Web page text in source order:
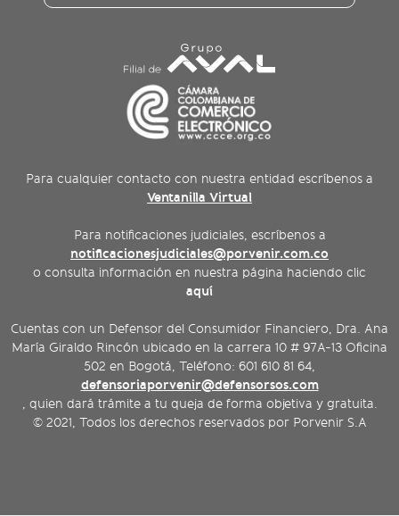
Para cualquier contacto con nuestra entidad escríbenos a
Ventanilla Virtual
Para notificaciones judiciales, escríbenos a
notificacionesjudiciales@porvenir.com.co
o consulta información en nuestra página haciendo clic
aquí
Cuentas con un Defensor del Consumidor Financiero, Dra. Ana
María Giraldo Rincón ubicado en la carrera 10 # 97A-13 Oficina
502 en Bogotá, Teléfono: 601 610 81 64,
defensoriaporvenir@defensorsos.com
, quien dará trámite a tu queja de forma objetiva y gratuita.
© 2021, Todos los derechos reservados por Porvenir S.A